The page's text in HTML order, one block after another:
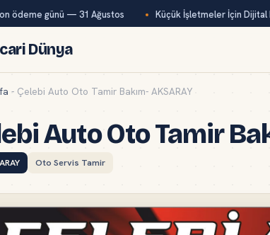
ödeme günü — 31 Ağustos Küçük İşletmeler İçin Dijital
Dünya
- Çelebi Auto Oto Tamir Bakım- AKSARAY
Auto Oto Tamir
Oto Servis Tamir